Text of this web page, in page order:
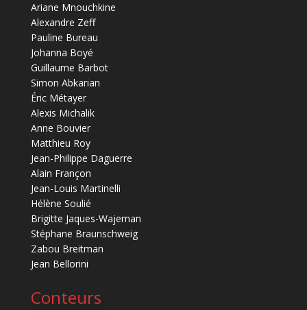
Ariane Mnouchkine
Alexandre Zeff
Pauline Bureau
Johanna Boyé
Guillaume Barbot
Simon Abkarian
Éric Métayer
Alexis Michalik
Anne Bouvier
Matthieu Roy
Jean-Philippe Daguerre
Alain Françon
Jean-Louis Martinelli
Hélène Soulié
Brigitte Jaques-Wajeman
Stéphane Braunschweig
Zabou Breitman
Jean Bellorini
Conteurs